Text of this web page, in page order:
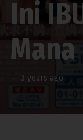
Ini
Mana
— 3 years ago